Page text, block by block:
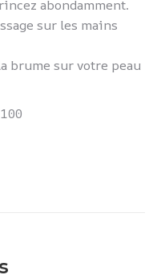
abondamment.
sur les mains
brume sur votre peau